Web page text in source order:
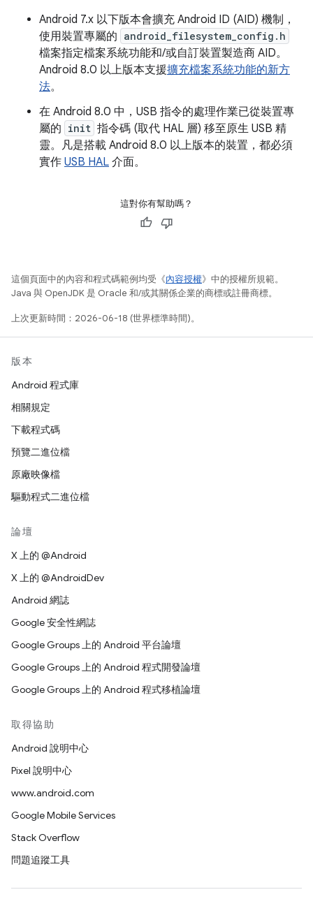
Android 7.x 以下版本會擴充 Android ID (AID) 機制，
使用裝置專屬的 android_filesystem_config.h
檔案指定檔案系統功能和/或自訂裝置製造商 AID。
Android 8.0 以上版本支援擴充檔案系統功能的新方
法。
在 Android 8.0 中，USB 指令的處理作業已從裝置專
屬的 init 指令碼 (取代 HAL 層) 移至原生 USB 精
靈。凡是搭載 Android 8.0 以上版本的裝置，都必須
實作 USB HAL 介面。
這對你有幫助嗎？
這個頁面中的內容和程式碼範例均受《內容授權》中的授權所規範。
Java 與 OpenJDK 是 Oracle 和/或其關係企業的商標或註冊商標。
上次更新時間：2026-06-18 (世界標準時間)。
版本
Android 程式庫
相關規定
下載程式碼
預覽二進位檔
原廠映像檔
驅動程式二進位檔
論壇
X 上的 @Android
X 上的 @AndroidDev
Android 網誌
Google 安全性網誌
Google Groups 上的 Android 平台論壇
Google Groups 上的 Android 程式開發論壇
Google Groups 上的 Android 程式移植論壇
取得協助
Android 說明中心
Pixel 說明中心
www.android.com
Google Mobile Services
Stack Overflow
問題追蹤工具